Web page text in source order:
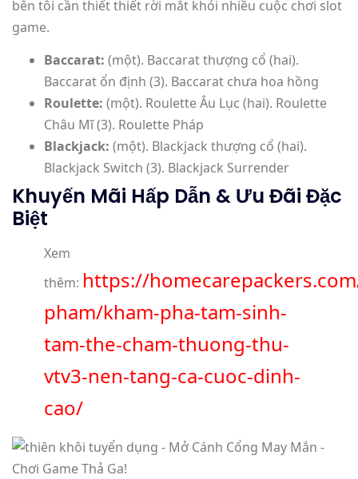
bên tôi cần thiết thiết rời mắt khỏi nhiều cuộc chơi slot
game.
Baccarat: (một). Baccarat thượng cổ (hai).
Baccarat ổn định (3). Baccarat chưa hoa hồng
Roulette: (một). Roulette Âu Lục (hai). Roulette
Châu Mĩ (3). Roulette Pháp
Blackjack: (một). Blackjack thượng cổ (hai).
Blackjack Switch (3). Blackjack Surrender
Khuyến Mãi Hấp Dẫn & Ưu Đãi Đặc
Biệt
Xem
thêm: https://
pham/kham-pha-tam-sinh-
tam-the-cham-thuong-thu-
vtv3-nen-tang-ca-cuoc-dinh-
cao/